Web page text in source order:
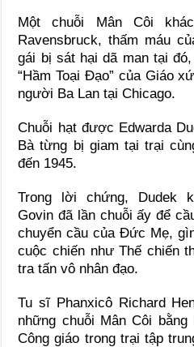
Một chuỗi Mân Côi
Ravensbruck, thấm máu
gái bị sát hại dã man tại
“Hầm Toại Đạo” của Giáo
người Ba Lan tại Chicago.
Chuỗi hạt được Edwarda
Bà từng bị giam tại trại
đến 1945.
Trong lời chứng, Dudek
Govin đã lần chuỗi ấy để
chuyển cầu của Đức Mẹ,
cuộc chiến như Thế chiến
tra tấn vô nhân đạo.
Tu sĩ Phanxicô Richard
những chuỗi Mân Côi
Công giáo trong trại tập